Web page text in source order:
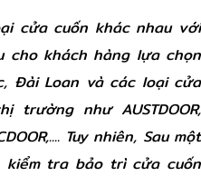
cửa cuốn khác nhau với
cho khách hàng lựa chọn
Đài Loan và các loại cửa
như AUSTDOOR,
Tuy nhiên, Sau một
kiểm tra bảo trì cửa cuốn